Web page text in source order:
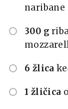
naribane
300 g
6 žlica
1 žličica